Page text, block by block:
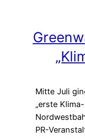
Mitte Juli
„erste
PR-